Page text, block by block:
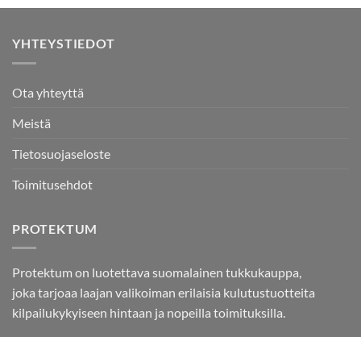
YHTEYSTIEDOT
Ota yhteyttä
Meistä
Tietosuojaseloste
Toimitusehdot
PROTEKTUM
Protektum on luotettava suomalainen tukkukauppa,
joka tarjoaa laajan valikoiman erilaisia kulutustuotteita
kilpailukykyiseen hintaan ja nopeilla toimituksilla.